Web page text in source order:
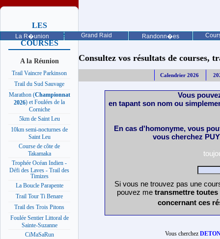
La R�union Grand Raid Randonn�es
LES
PROCHAINES
COURSES
A la Réunion
Trail Vaincre Parkinson
Trail du Sud Sauvage
Marathon (Championnat
2026) et Foulées de la
Corniche
5km de Saint Leu
10km semi-nocturnes de
Saint Leu
Course de côte de
Takamaka
Trophée Océan Indien -
Défi des Laves - Trail des
Timizes
La Boucle Parapente
Trail Tour Ti Benare
Trail des Trois Pitons
Foulée Sentier Littoral de
Sainte-Suzanne
CiMaSaRun
Consultez vos résultats de courses,
Calendrier 2026
Vous
en tapant son nom ou
En cas d'homonyme, vous
vous cherchez
Si vous ne trouvez pas une
pouvez me transmettre
concernant ces
Vous cherchez